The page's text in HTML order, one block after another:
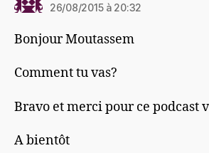
26/08/2015 à 20:32
Bonjour Moutassem
Comment tu vas?
Bravo et merci pour ce podcast
A bientôt